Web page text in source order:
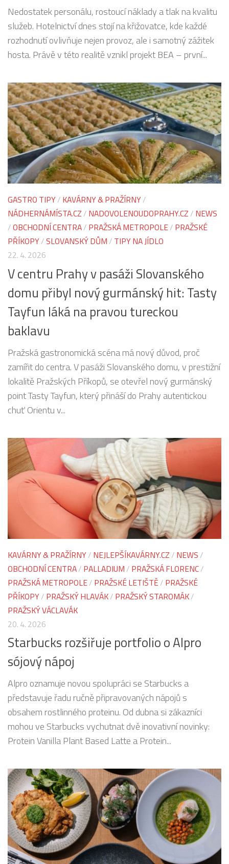
Nedostatek personálu, rostoucí náklady a tlak na kvalitu
služeb. Hotelnictví dnes stojí na křižovatce, kde každé
rozhodnutí ovlivňuje nejen provoz, ale i samotný zážitek
hosta. Právě v této realitě vznikl projekt BEA – první...
GASTRO TIPY/ KAVÁRNY & PRAŽÍRNY/
NÁDHERNÁMÍSTA.CZ / NADOVOLENOUDOPRAHY.CZ / NEWS
/OBCHODNÍ CENTRA/ PRAŽSKÁ METROPOLE/ PRAŽSKÉ
PŘÍKOPY/SLOVANSKÝ DŮM / TIPY NA JÍDLO
22. 4. 2026
V centru Prahy v pasáži Slovanského
domu přibyl nový gurmánský hit: Tasty
Tayfun láká na pravou tureckou
baklavu
Pražská gastronomická scéna má nový důvod, proč
zamířit do centra. V pasáži Slovanského domu, v prestižní
lokalitě Pražských Příkopů, se otevřel nový gurmánský
point Tasty Tayfun, který přináší do Prahy autentickou
chuť Orientu v...
KAVÁRNY & PRAŽÍRNY/ NEJLEPŠÍKAVÁRNY.CZ / NEWS /
OBCHODNÍ CENTRA/ PALLADIUM / PRAŽSKÁ FLORENC/
PRAŽSKÁ METROPOLE/ PRAŽSKÉ LETIŠTĚ / PRAŽSKÉ
PŘÍKOPY/ PRAŽSKÝ HLAVÁK/ PRAŽSKÝ STAROMÁK/
PRAŽSKÝ VÁCLAVÁK
20. 4. 2026
Starbucks rozšiřuje portfolio o Alpro
sójový nápoj
Alpro oznamuje novou spolupráci se Starbucks a
představuje řadu ručně připravovaných nápojů s
obsahem rostlinného proteinu. Od dubna si zákazníci
mohou ve Starbucks vychutnat dvě inovativní novinky:
Protein Vanilla Plant Based Latte a Protein...